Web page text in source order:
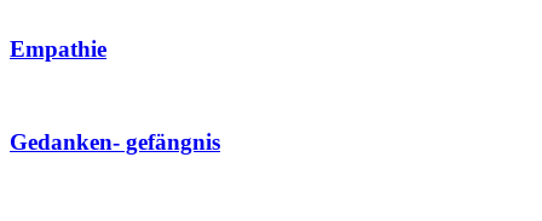
Empathie
Gedanken- gefängnis